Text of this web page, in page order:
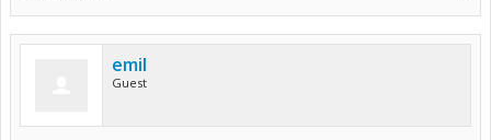
emil
Guest